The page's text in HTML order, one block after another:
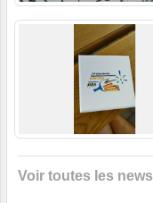
Voir toutes les news